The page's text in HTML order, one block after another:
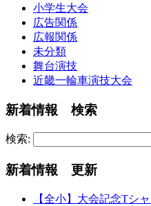
小学生大会
広告関係
広報関係
未分類
舞台演技
近畿一輪車演技大会
新着情報 検索
検索:
新着情報 更新
【全小】大会記念Tシ